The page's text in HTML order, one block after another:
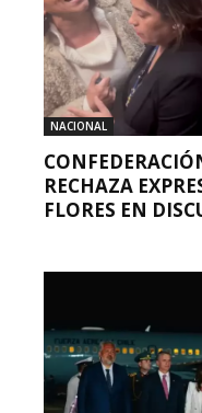
NACIONAL
RECHAZA
FLORES EN